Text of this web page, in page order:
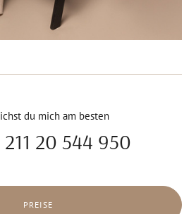
du mich am besten
20 544 950
PREISE